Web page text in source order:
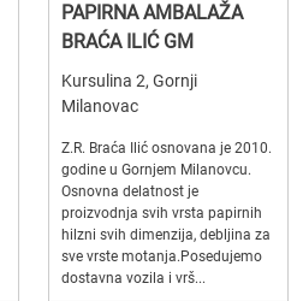
PAPIRNA AMBALAŽA
BRAĆA ILIĆ GM
Kursulina 2, Gornji
Milanovac
Z.R. Braća Ilić osnovana je 2010.
godine u Gornjem Milanovcu.
Osnovna delatnost je
proizvodnja svih vrsta papirnih
hilzni svih dimenzija, debljina za
sve vrste motanja.Posedujemo
dostavna vozila i vrš...